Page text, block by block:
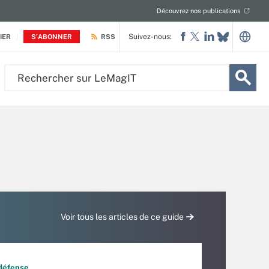
S'ABONNER
Découvrez nos publications
RSS Suivez-nous:
Voir tous les articles de ce guide